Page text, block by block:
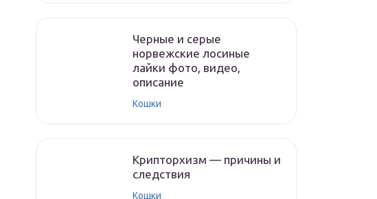
Черные и серые
норвежские лосиные
лайки фото, видео,
описание
Кошки
Крипторхизм — причины и
следствия
Кошки